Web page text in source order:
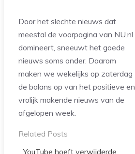
Door het slechte nieuws dat
meestal de voorpagina van NU.nl
domineert, sneeuwt het goede
nieuws soms onder. Daarom
maken we wekelijks op zaterdag
de balans op van het positieve en
vrolijk makende nieuws van de
afgelopen week.
Related Posts
YouTube hoeft verwijderde